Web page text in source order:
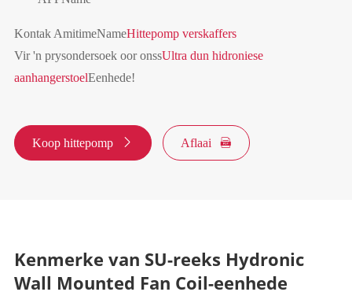
Kontak AmitimeNameHittepomp verskaffers
Vir 'n prysondersoek oor onssUltra dun hidroniese
aanhangerstoelEenhede!
Koop hittepomp  Aflaai 
Kenmerke van SU-reeks Hydronic
Wall Mounted Fan Coil-eenhede